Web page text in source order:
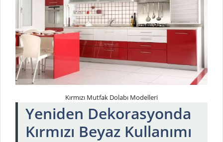
Kırmızı Mutfak Dolabı Modelleri
Yeniden Dekorasyonda
Kırmızı Beyaz Kullanımı